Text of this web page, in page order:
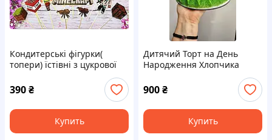
Кондитерські фігурки(
топери) їстівні з цукрової
Майнкрафт"
390₴
Купить
Дитячий Торт на День
Народження Хлопчика
Майнкрафт (кремовий без
мастики)
900₴
Купить